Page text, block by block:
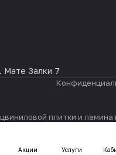
Акции Услуги
Мате Залки 7
плитки и